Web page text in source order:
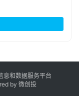
和数据服务平台
by 微创投